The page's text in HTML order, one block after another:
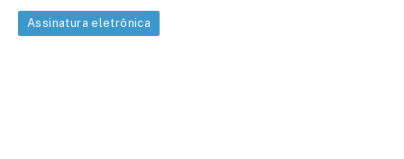
Assinatura eletrônica